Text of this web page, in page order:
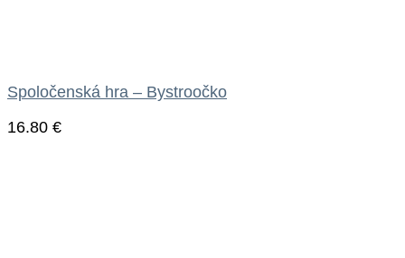
Spoločenská hra – Bystroočko
16.80 €